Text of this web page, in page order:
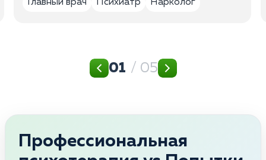
Главный врач Психиатр Нарколог
01 / 05
Профессиональная